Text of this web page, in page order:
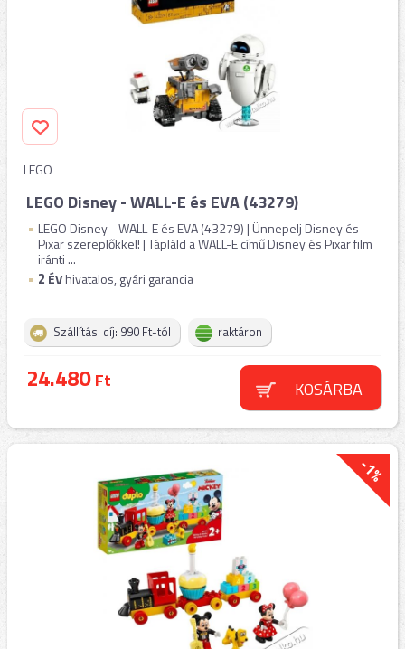
LEGO
LEGO Disney - WALL-E és EVA (43279)
LEGO Disney - WALL-E és EVA (43279) | Ünnepelj Disney és
Pixar szereplőkkel! | Tápláld a WALL-E című Disney és Pixar film
iránti ...
2 ÉVhivatalos, gyári garancia
Szállítási díj: 990 Ft-tól raktáron
24.480Ft KOSÁRBA
-1%